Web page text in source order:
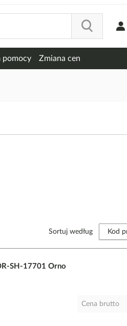
pomocy Zmiana cen
Sortuj według
SH-17701 Orno
Cena brutto